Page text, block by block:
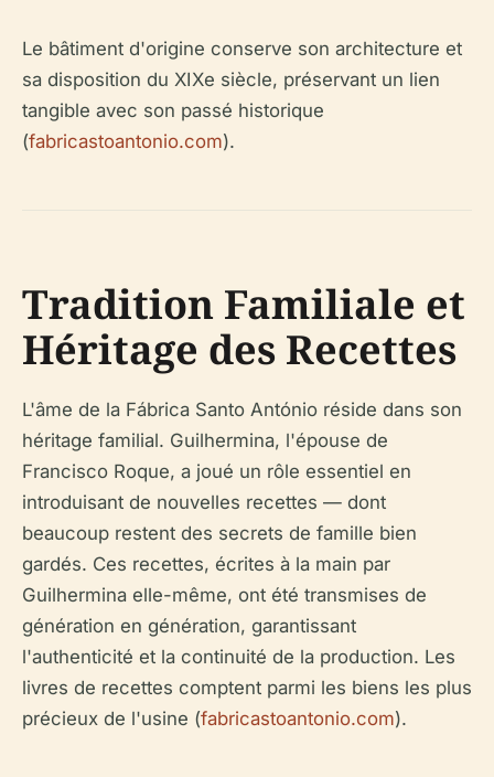
Le bâtiment d'origine conserve son architecture et
sa disposition du XIXe siècle, préservant un lien
tangible avec son passé historique
(fabricastoantonio.com).
Tradition Familiale et
Héritage des Recettes
L'âme de la Fábrica Santo António réside dans son
héritage familial. Guilhermina, l'épouse de
Francisco Roque, a joué un rôle essentiel en
introduisant de nouvelles recettes — dont
beaucoup restent des secrets de famille bien
gardés. Ces recettes, écrites à la main par
Guilhermina elle-même, ont été transmises de
génération en génération, garantissant
l'authenticité et la continuité de la production. Les
livres de recettes comptent parmi les biens les plus
précieux de l'usine (fabricastoantonio.com).